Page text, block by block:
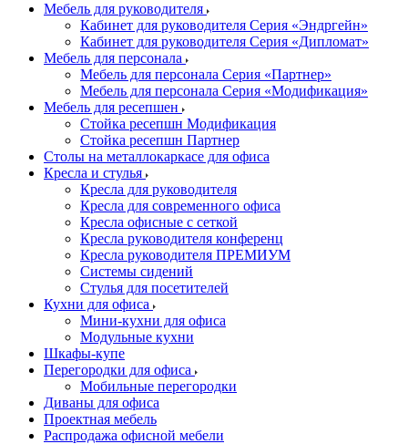
Мебель для руководителя
Кабинет для руководителя Серия «Эндргейн»
Кабинет для руководителя Серия «Дипломат»
Мебель для персонала
Мебель для персонала Серия «Партнер»
Мебель для персонала Серия «Модификация»
Мебель для ресепшен
Стойка ресепшн Модификация
Стойка ресепшн Партнер
Столы на металлокаркасе для офиса
Кресла и стулья
Кресла для руководителя
Кресла для современного офиса
Кресла офисные с сеткой
Кресла руководителя конференц
Кресла руководителя ПРЕМИУМ
Системы сидений
Стулья для посетителей
Кухни для офиса
Мини-кухни для офиса
Модульные кухни
Шкафы-купе
Перегородки для офиса
Мобильные перегородки
Диваны для офиса
Проектная мебель
Распродажа офисной мебели